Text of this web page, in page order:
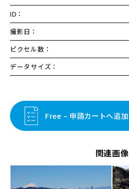
ID：
撮影日：
ピクセル数：
データサイズ：
Free – 申請カートへ追加
関連画像